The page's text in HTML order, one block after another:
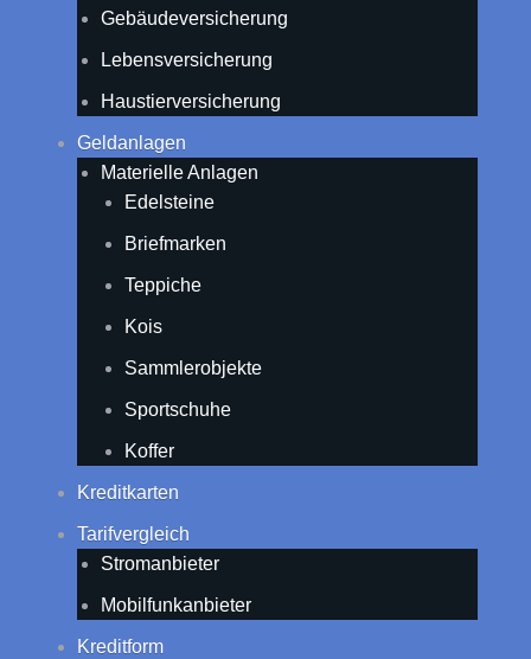
Gebäudeversicherung
Lebensversicherung
Haustierversicherung
Geldanlagen
Materielle Anlagen
Edelsteine
Briefmarken
Teppiche
Kois
Sammlerobjekte
Sportschuhe
Koffer
Kreditkarten
Tarifvergleich
Stromanbieter
Mobilfunkanbieter
Kreditform